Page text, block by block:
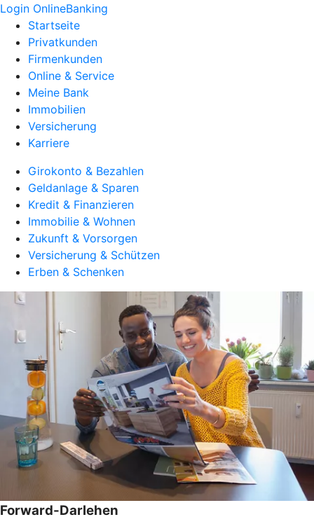
Login OnlineBanking
Startseite
Privatkunden
Firmenkunden
Online & Service
Meine Bank
Immobilien
Versicherung
Karriere
Girokonto & Bezahlen
Geldanlage & Sparen
Kredit & Finanzieren
Immobilie & Wohnen
Zukunft & Vorsorgen
Versicherung & Schützen
Erben & Schenken
Forward-Darlehen